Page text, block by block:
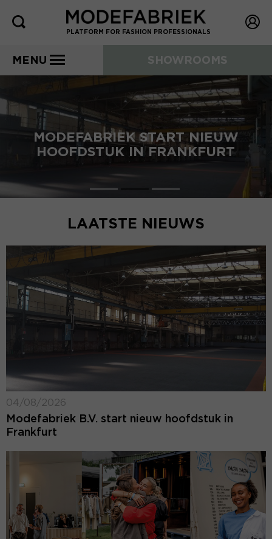
PLATFORM FOR FASHION PROFESSIONALS
MENU SHOWROOMS
MODEFABRIEK START NIEUW
HOOFDSTUK IN FRANKFURT
LAATSTE NIEUWS
04/08/2026
Modefabriek B.V. start nieuw hoofdstuk in
Frankfurt